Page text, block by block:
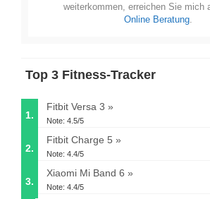
weiterkommen, erreichen Sie mich
Online Beratung.
Top 3 Fitness-Tracker
1.
Fitbit Versa 3
Note: 4.5/5
2.
Fitbit Charge 5
Note: 4.4/5
3.
Xiaomi Mi Band 6
Note: 4.4/5